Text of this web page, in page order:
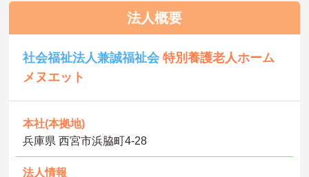
法人概要
社会福祉法人兼誠福祉会特別養護老人ホーム
メヌエット
本社(本拠地)
兵庫県 西宮市浜脇町4-28
法人情報